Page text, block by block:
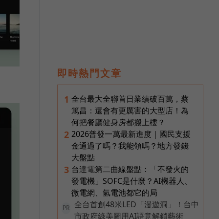
即時熱門文章
1 全台最大全聯首日業績破百萬，蔡
篤昌：還會有更厲害的大型店！為
何把餐廳健身房都搬上樓？
2 2026普發一萬最新進度｜國民支援
金通過了嗎？我能領嗎？地方發錢
大盤點
3 台達電第二曲線盤點：「不發火的
發電機」SOFC是什麼？AI機器人、
微電網、氫電池都它的局
PR
全台首創48米LED「漫遊洞」！台中
市政府綠美圖用AI語意解鎖藝術